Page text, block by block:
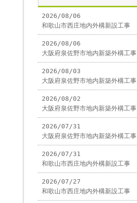
2026/08/06
和歌山市西庄地内外構新設工事
2026/08/06
大阪府泉佐野市地内新築外構工事
2026/08/03
大阪府泉佐野市地内新築外構工事
2026/08/02
大阪府泉佐野市地内新築外構工事
2026/07/31
大阪府泉佐野市地内新築外構工事
2026/07/31
和歌山市西庄地内外構新設工事
2026/07/27
和歌山市西庄地内外構新設工事